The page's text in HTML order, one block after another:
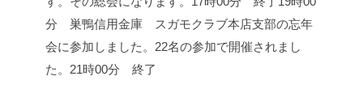
分 巣鴨信用金庫 スガモクラブ本店支部の忘年
会に参加しました。 22名の参加で開催されまし
た。 21時00分 終了